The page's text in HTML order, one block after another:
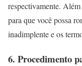
respectivamente.
para que você possa
inadimplente e os
6. Procedimento